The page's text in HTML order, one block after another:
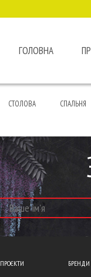
ГОЛОВНА
СТОЛОВА СПАЛЬНЯ
ПРОЄКТИ БРЕНДИ